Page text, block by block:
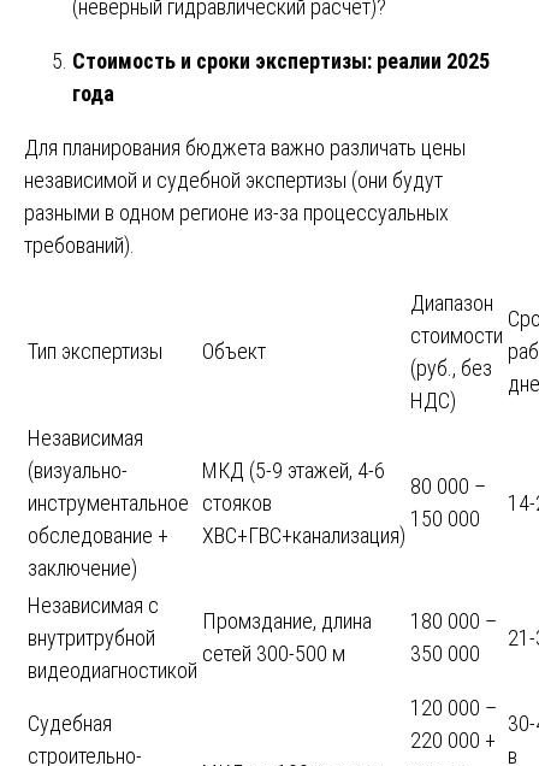
(неверный гидравлический расчёт)?
Стоимость и сроки экспертизы: реалии 2025
года
Для планирования бюджета важно различать цены
независимой и судебной экспертизы (они будут
разными в одном регионе из-за процессуальных
требований).
Тип экспертизы Объект
Диапазон
стоимости
(руб., без
НДС)
Независимая
(визуально-
инструментальное
обследование +
заключение)
МКД (5-9 этажей, 4-6
стояков
ХВС+ГВС+канализация)
80 000 –
150 000
Независимая с
внутритрубной
видеодиагностикой
Промздание, длина
сетей 300-500 м
180 000 –
350 000
Судебная
строительно-
120 000 –
220 000 +
в